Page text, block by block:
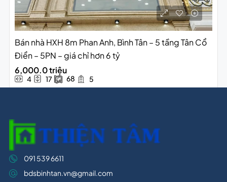
Bán nhà HXH 8m Phan Anh, Bình Tân – 5 tầng Tân Cổ
Điển – 5PN – giá chỉ hơn 6 tỷ
6,000.0 triệu
4 17 68 5
091 539 6611
bdsbinhtan.vn@gmail.com